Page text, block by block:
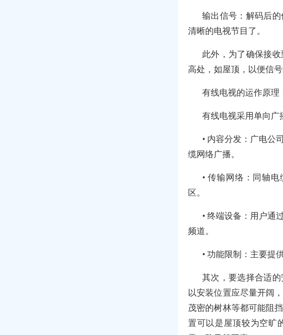
输出信号：解码后
清晰的电视节目了。
此外，为了确保接
高处，如屋顶，以便信
有线电视的运作原理
有线电视采用单向广
• 内容分发：广电公
缆网络广播。
• 传输网络：同轴
区。
• 终端设备：用户通
频道。
• 功能限制：主要提
其次，要选择合适
以安装位置应尽量开阔
茂密的树林等都可能阻
置可以是屋顶较为空旷